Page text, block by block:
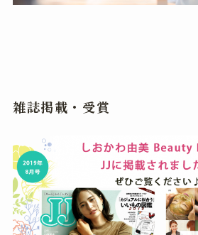
雑誌掲載・受賞